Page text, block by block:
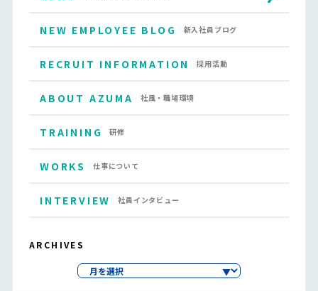
NEW EMPLOYEE BLOG 新入社員ブログ
RECRUIT INFORMATION 採用活動
ABOUT AZUMA 社風・職場環境
TRAINING 研修
WORKS 仕事について
INTERVIEW 社員インタビュー
ARCHIVES